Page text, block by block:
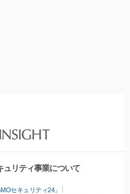
ュリティ事業について
セキュリティ24」